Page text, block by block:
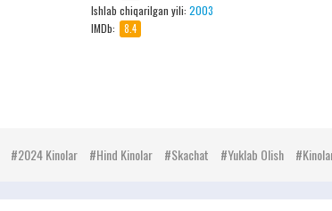
Ishlab chiqarilgan yili:2003
IMDb:
8.4
2024 Kinolar Hind Kinolar Skachat Yuklab Olish